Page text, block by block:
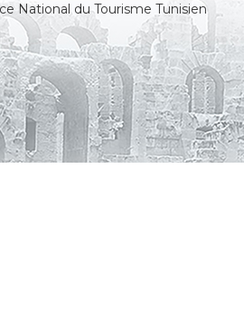
National du Tourisme Tunisien